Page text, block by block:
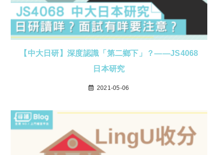
【中大日研】深度認識「第二鄉下」？——JS4068
日本研究
2021-05-06